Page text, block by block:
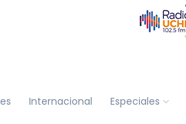
Internacional Especiales